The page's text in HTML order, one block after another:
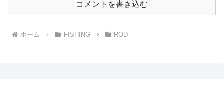
コメントを書き込む
ホーム FISHING ROD